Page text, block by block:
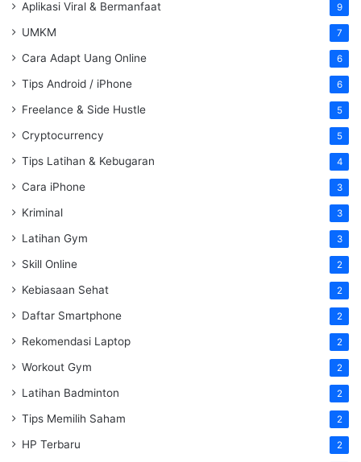
Aplikasi Viral & Bermanfaat 9
UMKM 7
Cara Adapt Uang Online 6
Tips Android / iPhone 6
Freelance & Side Hustle 5
Cryptocurrency 5
Tips Latihan & Kebugaran 4
Cara iPhone 3
Kriminal 3
Latihan Gym 3
Skill Online 2
Kebiasaan Sehat 2
Daftar Smartphone 2
Rekomendasi Laptop 2
Workout Gym 2
Latihan Badminton 2
Tips Memilih Saham 2
HP Terbaru 2